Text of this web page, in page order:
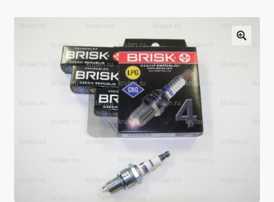
Мой аккаунт
Политика в отношении обработки персональных
данных
Юридические данные